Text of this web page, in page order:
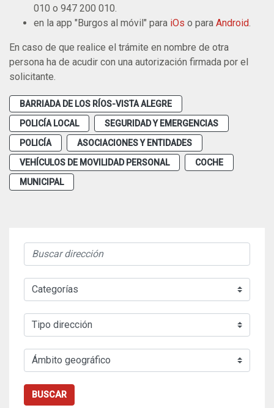
010 o 947 200 010.
en la app "Burgos al móvil" para iOs o para Android.
En caso de que realice el trámite en nombre de otra
persona ha de acudir con una autorización firmada por el
solicitante.
BARRIADA DE LOS RÍOS-VISTA ALEGRE
POLICÍA LOCAL
SEGURIDAD Y EMERGENCIAS
POLICÍA
ASOCIACIONES Y ENTIDADES
VEHÍCULOS DE MOVILIDAD PERSONAL
COCHE
MUNICIPAL
BUSCAR